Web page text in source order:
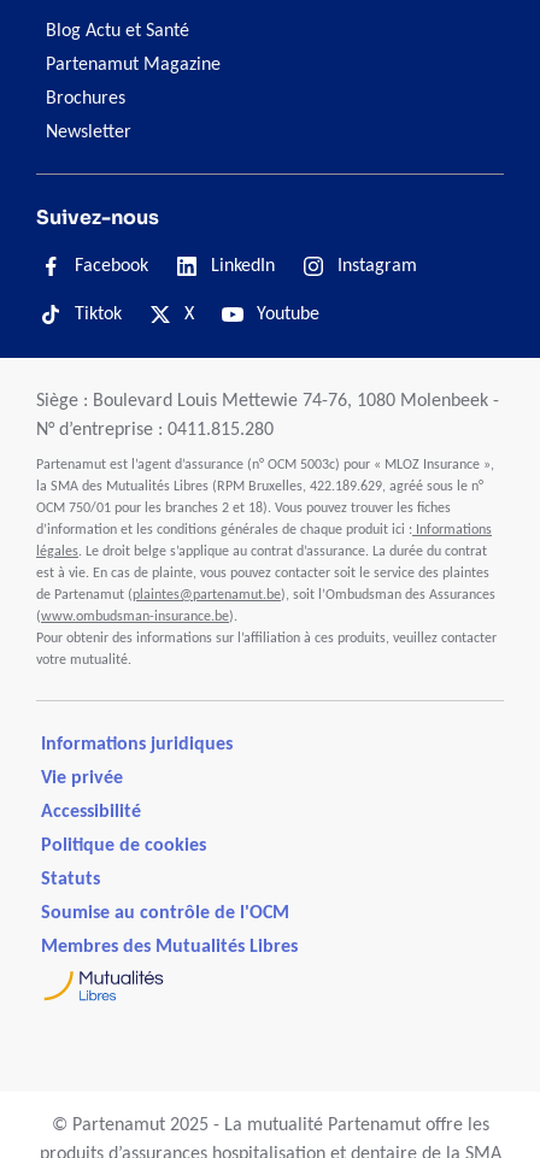
Blog Actu et Santé
Partenamut Magazine
Brochures
Newsletter
Suivez-nous
Facebook LinkedIn Instagram
Tiktok X Youtube
Siège : Boulevard Louis Mettewie 74-76, 1080 Molenbeek -
N° d’entreprise : 0411.815.280
Partenamut est l’agent d’assurance (n° OCM 5003c) pour « MLOZ Insurance »,
la SMA des Mutualités Libres (RPM Bruxelles, 422.189.629, agréé sous le n°
OCM 750/01 pour les branches 2 et 18). Vous pouvez trouver les fiches
d’information et les conditions générales de chaque produit ici : Informations
légales. Le droit belge s’applique au contrat d’assurance. La durée du contrat
est à vie. En cas de plainte, vous pouvez contacter soit le service des plaintes
de Partenamut (plaintes@partenamut.be), soit l’Ombudsman des Assurances
(www.ombudsman-insurance.be).
Pour obtenir des informations sur l’affiliation à ces produits, veuillez contacter
votre mutualité.
Informations juridiques
Vie privée
Accessibilité
Politique de cookies
Statuts
Soumise au contrôle de l'OCM
Membres des Mutualités Libres
© Partenamut 2025 - La mutualité Partenamut offre les